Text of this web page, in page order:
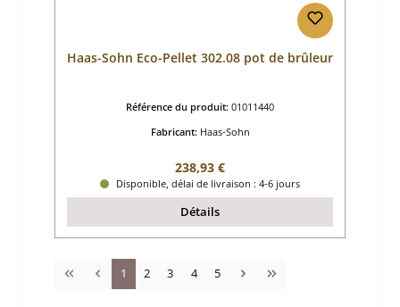
Haas-Sohn Eco-Pellet 302.08 pot de brûleur
Référence du produit: 01011440
Fabricant: Haas-Sohn
Prix régulier :
238,93 €
Disponible, délai de livraison : 4-6 jours
Détails
Page
1 Page
2 Page
3 Page
4 Page
5